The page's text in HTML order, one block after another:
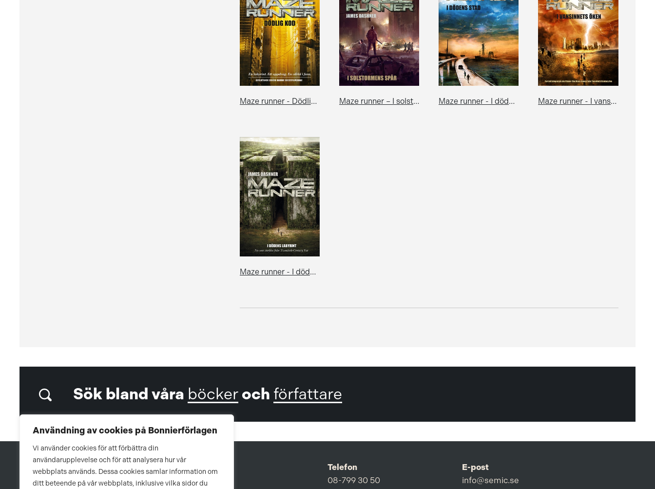
Användning av cookies på Bonnierförlagen
Vi använder cookies för att förbättra din
användarupplevelse och för att analysera hur vår
webbplats används. Dessa cookies samlar information om
ditt beteende på vår webbplats, inklusive vilka sidor du
Maze runner - Dödlig kod Maze runner – I solstormens spår Maze runner - I dödens stad Maze runner - I vansinnets öken
Maze runner - I dödens labyrint
Sök bland våra böcker och författare
Telefon
08-799 30 50
E-post
info@semic.se